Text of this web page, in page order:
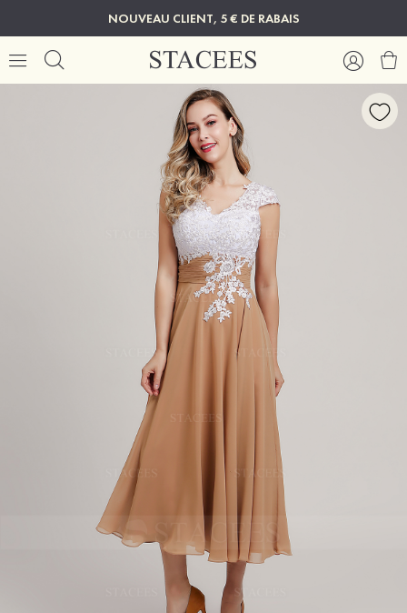
NOUVEAU CLIENT, 5 € DE RABAIS